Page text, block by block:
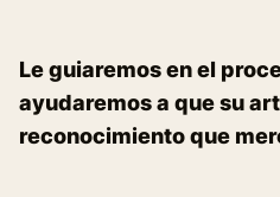
Le guiaremos en el
ayudaremos a que su
reconocimiento que